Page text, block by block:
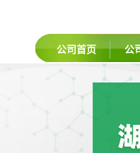
公司首页 公